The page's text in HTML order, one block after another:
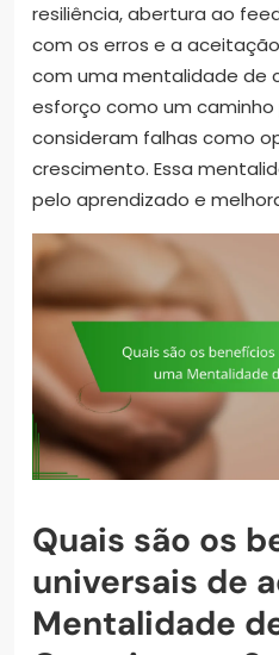
resiliência, abertura ao
com os erros e a
com uma mentalidade de
esforço como um
consideram falhas como
crescimento. Essa
pelo aprendizado e
Quais são os
universais de
Mentalidade